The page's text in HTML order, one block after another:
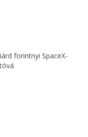
forintnyi SpaceX-